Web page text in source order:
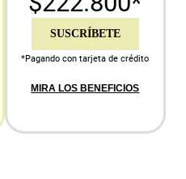
SUSCRÍBETE
*Pagando con tarjeta de crédito
MIRA LOS BENEFICIOS